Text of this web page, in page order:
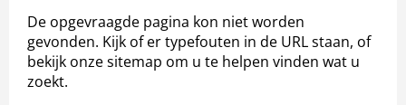
De opgevraagde pagina kon niet worden
gevonden. Kijk of er typefouten in de URL staan, of
bekijk onze sitemap om u te helpen vinden wat u
zoekt.